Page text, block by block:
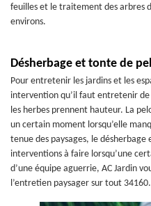
feuilles et le traitement des arbres
environs.
Désherbage et tonte de
Pour entretenir les jardins et les
intervention qu’il faut entretenir
les herbes prennent hauteur. La
un certain moment lorsqu’elle
tenue des paysages, le
interventions à faire lorsqu’une
d’une équipe aguerrie, AC Jardin
l’entretien paysager sur tout 34160.